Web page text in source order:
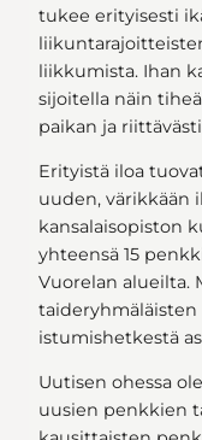
tukee erityisesti
liikkumista. Ihan
sijoitella näin
paikan ja
Erityistä iloa
uuden, värikkään
kansalaisopiston
yhteensä 15
Vuorelan alueilta.
taideryhmäläisten
istumishetkestä
Uutisen ohessa
uusien penkkien